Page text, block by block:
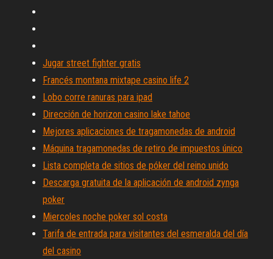
Jugar street fighter gratis
Francés montana mixtape casino life 2
Lobo corre ranuras para ipad
Dirección de horizon casino lake tahoe
Mejores aplicaciones de tragamonedas de android
Máquina tragamonedas de retiro de impuestos único
Lista completa de sitios de póker del reino unido
Descarga gratuita de la aplicación de android zynga
poker
Miercoles noche poker sol costa
Tarifa de entrada para visitantes del esmeralda del día
del casino